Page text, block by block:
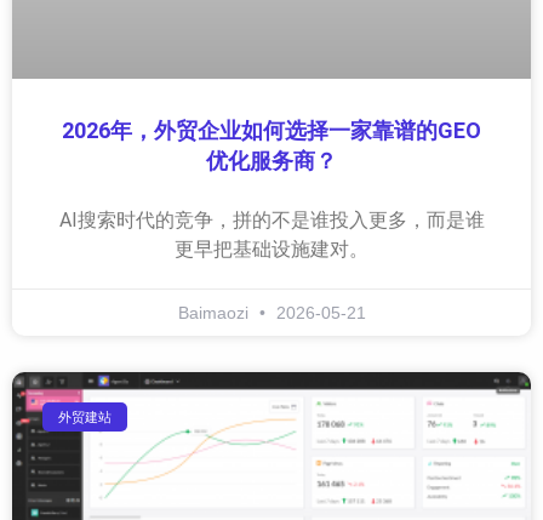
2026年，外贸企业如何选择一家靠谱的GEO
优化服务商？
AI搜索时代的竞争，拼的不是谁投入更多，而是谁
更早把基础设施建对。
Baimaozi 2026-05-21
外贸建站